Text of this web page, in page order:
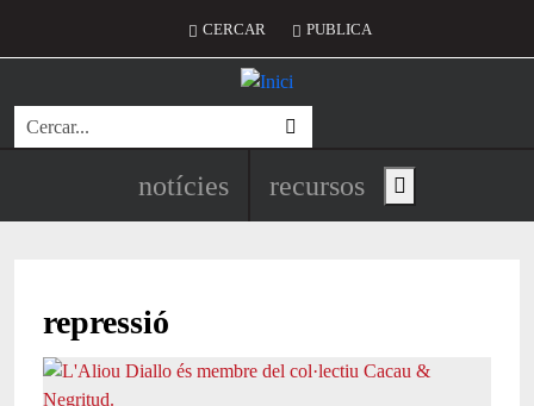
Menú del compte d'usuari
CERCAR PUBLICA
Cerca
Navegació principal de
notícies recursos Show main menu
repressió